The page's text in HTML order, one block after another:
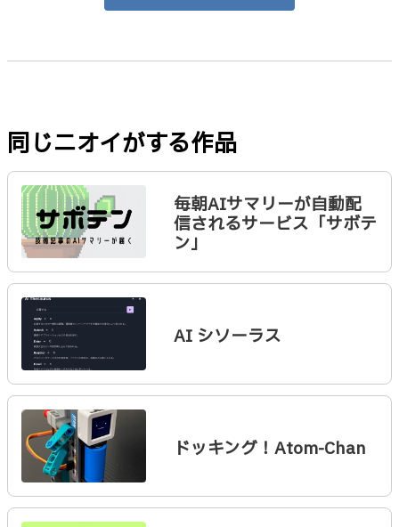
同じニオイがする作品
毎朝AIサマリーが自動配
信されるサービス「サボテ
ン」
AI シソーラス
ドッキング！Atom-Chan